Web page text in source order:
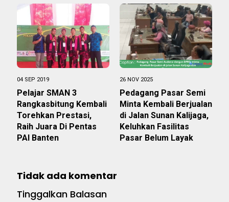
04 SEP 2019
Pelajar SMAN 3
Rangkasbitung Kembali
Torehkan Prestasi,
Raih Juara Di Pentas
PAI Banten
26 NOV 2025
Pedagang Pasar Semi
Minta Kembali Berjualan
di Jalan Sunan Kalijaga,
Keluhkan Fasilitas
Pasar Belum Layak
Tidak ada komentar
Tinggalkan Balasan